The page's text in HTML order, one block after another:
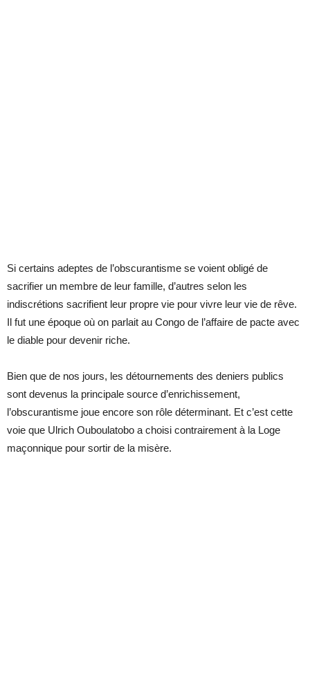
Si certains adeptes de l’obscurantisme se voient obligé de
sacrifier un membre de leur famille, d’autres selon les
indiscrétions sacrifient leur propre vie pour vivre leur vie de rêve.
Il fut une époque où on parlait au Congo de l’affaire de pacte avec
le diable pour devenir riche.
Bien que de nos jours, les détournements des deniers publics
sont devenus la principale source d’enrichissement,
l’obscurantisme joue encore son rôle déterminant. Et c’est cette
voie que Ulrich Ouboulatobo a choisi contrairement à la Loge
maçonnique pour sortir de la misère.